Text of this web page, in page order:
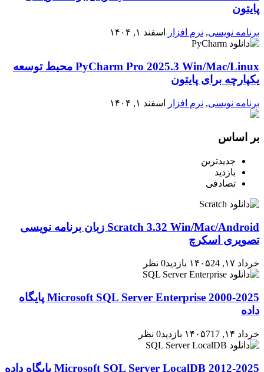
پایتون
برنامه نویسی, نرم افزار اسفند ۱, ۱۴۰۴
PyCharm Pro 2025.3 Win/Mac/Linux محیط توسعه
یکپارچه برای پایتون
برنامه نویسی, نرم افزار اسفند ۱, ۱۴۰۴
بر اساس
جدیدترین
بازدید
تصادفی
Scratch 3.32 Win/Mac/Android زبان برنامه نویسی
تصویری اسکرچ
خرداد ۱۷, ۱۴۰۵ 24 بازدید 0 نظر
2000-2025 Microsoft SQL Server Enterprise پایگاه
داده
خرداد ۱۴, ۱۴۰۵ 717 بازدید 0 نظر
2012-2025 Microsoft SQL Server LocalDB پایگاه داده